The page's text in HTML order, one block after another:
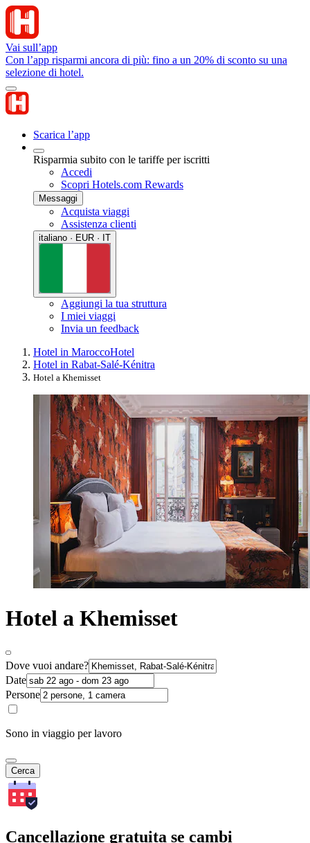
Vai sull’app
Con l’app risparmi ancora di più: fino a un 20% di sconto su una
selezione di hotel.
Scarica l’app
Risparmia subito con le tariffe per iscritti
Accedi
Scopri Hotels.com Rewards
Messaggi
Acquista viaggi
Assistenza clienti
italiano · EUR · IT
Aggiungi la tua struttura
I miei viaggi
Invia un feedback
Hotel in MaroccoHotel
Hotel in Rabat-Salé-Kénitra
Hotel a Khemisset
Hotel a Khemisset
Dove vuoi andare?
Date
Persone
Sono in viaggio per lavoro
Cerca
Cancellazione gratuita se cambi